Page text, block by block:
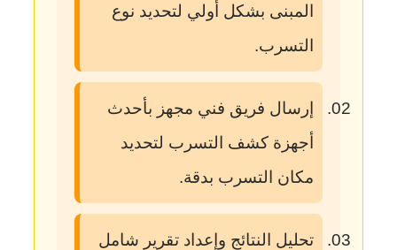
المبنى بشكل أولي لتحديد نوع
التسرب.
إرسال فريق فني مجهز بأحدث
أجهزة كشف التسرب لتحديد
مكان التسرب بدقة.
تحليل النتائج وإعداد تقرير شامل